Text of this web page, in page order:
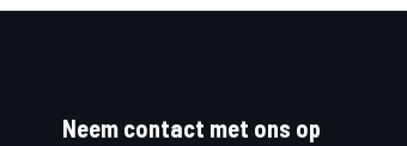
Neem contact met ons op